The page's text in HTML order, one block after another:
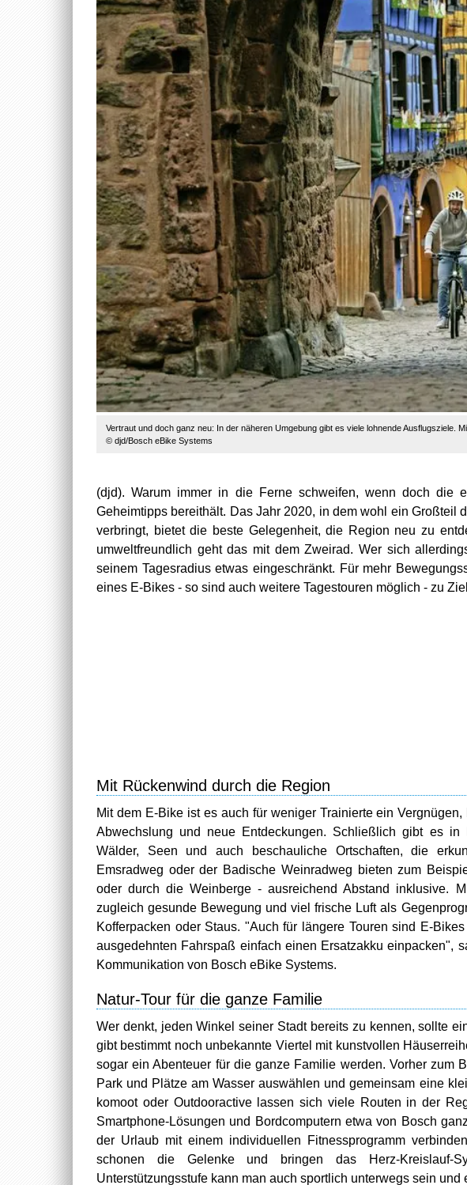
Vertraut und doch ganz neu: In der näheren Umgebung gibt es viele lohnende Ausflugsziele.
© djd/Bosch eBike Systems
(djd). Warum immer in die Ferne schweifen, wenn doch die
Geheimtipps bereithält. Das Jahr 2020, in dem wohl ein Großteil
verbringt, bietet die beste Gelegenheit, die Region neu zu
umweltfreundlich geht das mit dem Zweirad. Wer sich
seinem Tagesradius etwas eingeschränkt. Für mehr
eines E-Bikes - so sind auch weitere Tagestouren möglich - zu
Mit Rückenwind durch die Region
Mit dem E-Bike ist es auch für weniger Trainierte ein
Abwechslung und neue Entdeckungen. Schließlich gibt es in
Wälder, Seen und auch beschauliche Ortschaften, die
Emsradweg oder der Badische Weinradweg bieten zum
oder durch die Weinberge - ausreichend Abstand inklusive.
zugleich gesunde Bewegung und viel frische Luft als
Kofferpacken oder Staus. "Auch für längere Touren sind E-
ausgedehnten Fahrspaß einfach einen Ersatzakku einpacken",
Kommunikation von Bosch eBike Systems.
Natur-Tour für die ganze Familie
Wer denkt, jeden Winkel seiner Stadt bereits zu kennen, sollte
gibt bestimmt noch unbekannte Viertel mit kunstvollen
sogar ein Abenteuer für die ganze Familie werden. Vorher zum
Park und Plätze am Wasser auswählen und gemeinsam eine
komoot oder Outdooractive lassen sich viele Routen in der
Smartphone-Lösungen und Bordcomputern etwa von Bosch
der Urlaub mit einem individuellen Fitnessprogramm
schonen die Gelenke und bringen das Herz-Kreislauf-
Unterstützungsstufe kann man auch sportlich unterwegs sein